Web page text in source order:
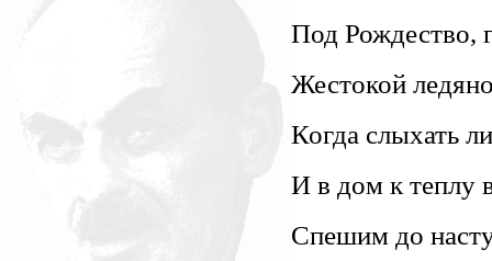
Под Рождество,
Жестокой
Когда слыхать
И в дом к теплу
Спешим до